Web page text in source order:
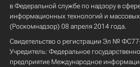
в Федеральной службе по надзору в
информационных технологий и
(Роскомнадзор) 08 апреля 2014 года.
Свидетельство о регистрации Эл №
Учредитель: Федеральное
предприятие Международное